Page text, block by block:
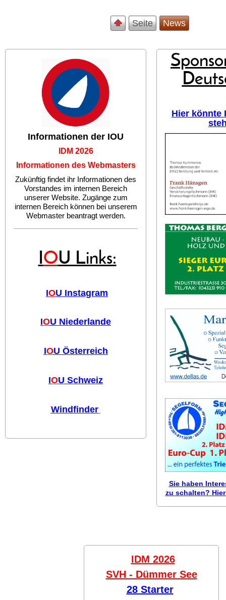
Seite News
Informationen der IOU
IDM 2026
Informationen des Webmasters
Zukünftig findet ihr Informationen des
Vorstandes im internen Bereich
unserer Website. Zugänge zum
internen Bereich können bei unserem
Webmaster beantragt werden.
IOU Links:
IOU Instagram
IOU Niederlande
IOU Österreich
IOU Schweiz
Windfinder
Hier könnte
Sie haben
zu schalten?
IDM 2026
SVH - Dümmer See
28 Starter